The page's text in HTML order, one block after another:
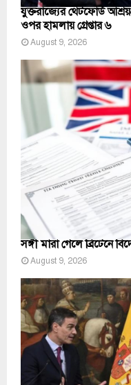
যুক্তরাজ্যের থেটফোর্ড
ওপর হামলায় গ্রেপ্তার ৬
August 9, 2026
সঙ্গী মারা গেলে ব্রিটেনে
August 9, 2026